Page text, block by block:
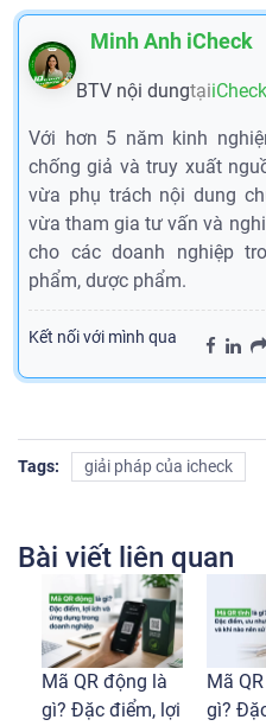
Minh Anh iCheck
BTV nội dungtạiiCheck
Với hơn 5 năm kinh
chống giả và truy xuất
vừa phụ trách nội dung
vừa tham gia tư vấn và
cho các doanh nghiệp
phẩm, dược phẩm.
Kết nối với mình qua
Tags: giải pháp của icheck
Bài viết liên quan
Mã QR động là
gì? Đặc điểm, lợi
Mã
gì?